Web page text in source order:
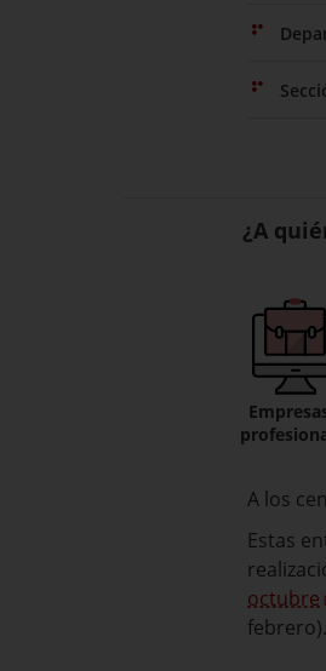
¿A
A los
Estas
octubre
febrero).